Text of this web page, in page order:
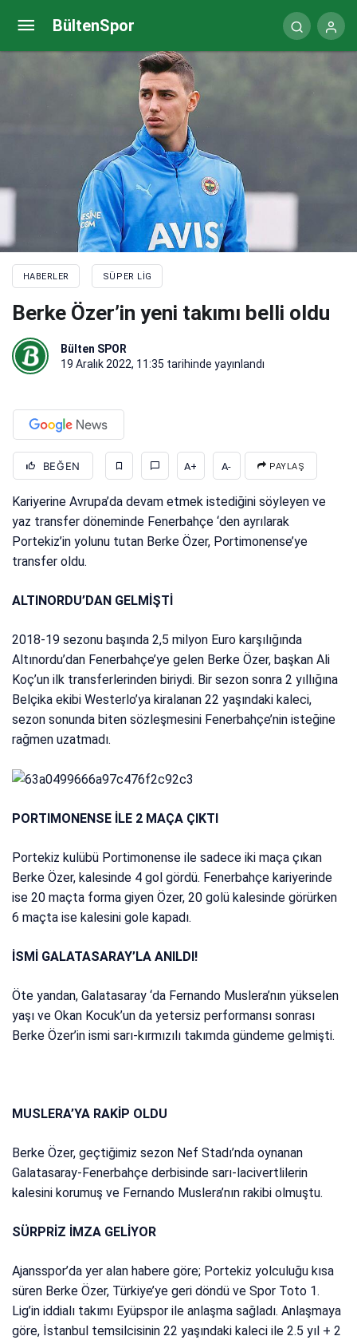
BültenSpor
HABERLER SÜPER LIG
Berke Özer’in yeni takımı belli oldu
Bülten SPOR
19 Aralık 2022, 11:35 tarihinde yayınlandı
BEĞEN A+ A- PAYLAŞ
Kariyerine Avrupa’da devam etmek istediğini söyleyen ve
yaz transfer döneminde Fenerbahçe ‘den ayrılarak
Portekiz’in yolunu tutan Berke Özer, Portimonense’ye
transfer oldu.
ALTINORDU’DAN GELMİŞTİ
2018-19 sezonu başında 2,5 milyon Euro karşılığında
Altınordu’dan Fenerbahçe’ye gelen Berke Özer, başkan Ali
Koç’un ilk transferlerinden biriydi. Bir sezon sonra 2 yıllığına
Belçika ekibi Westerlo’ya kiralanan 22 yaşındaki kaleci,
sezon sonunda biten sözleşmesini Fenerbahçe’nin isteğine
rağmen uzatmadı.
PORTIMONENSE İLE 2 MAÇA ÇIKTI
Portekiz kulübü Portimonense ile sadece iki maça çıkan
Berke Özer, kalesinde 4 gol gördü. Fenerbahçe kariyerinde
ise 20 maçta forma giyen Özer, 20 golü kalesinde görürken
6 maçta ise kalesini gole kapadı.
İSMİ GALATASARAY’LA ANILDI!
Öte yandan, Galatasaray ‘da Fernando Muslera’nın yükselen
yaşı ve Okan Kocuk’un da yetersiz performansı sonrası
Berke Özer’in ismi sarı-kırmızılı takımda gündeme gelmişti.
MUSLERA’YA RAKİP OLDU
Berke Özer, geçtiğimiz sezon Nef Stadı’nda oynanan
Galatasaray-Fenerbahçe derbisinde sarı-lacivertlilerin
kalesini korumuş ve Fernando Muslera’nın rakibi olmuştu.
SÜRPRİZ İMZA GELİYOR
Ajansspor’da yer alan habere göre; Portekiz yolculuğu kısa
süren Berke Özer, Türkiye’ye geri döndü ve Spor Toto 1.
Lig’in iddialı takımı Eyüpspor ile anlaşma sağladı. Anlaşmaya
göre, İstanbul temsilcisinin 22 yaşındaki kaleci ile 2.5 yıl + 2
Tolga Ciğerci, Marlon’a tercümanlık yaptı, keyifli